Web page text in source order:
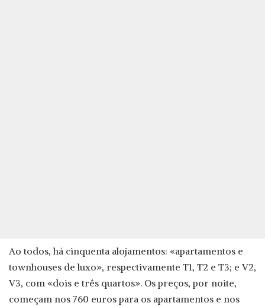
Ao todos, há cinquenta alojamentos: «apartamentos e
townhouses de luxo», respectivamente T1, T2 e T3; e V2,
V3, com «dois e três quartos». Os preços, por noite,
começam nos 760 euros para os apartamentos e nos